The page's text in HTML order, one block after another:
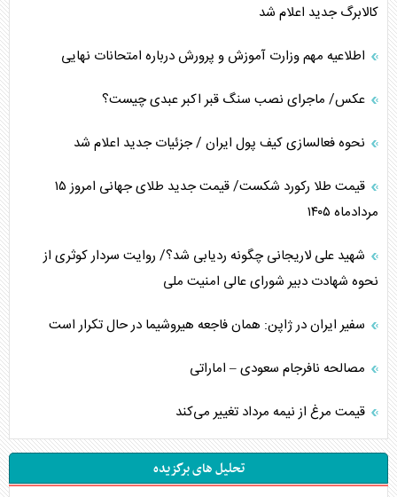
کالابرگ جدید اعلام شد
اطلاعیه مهم وزارت آموزش و پرورش درباره امتحانات نهایی
عکس/ ماجرای نصب سنگ قبر اکبر عبدی چیست؟
نحوه فعالسازی کیف پول ایران / جزئیات جدید اعلام شد
قیمت طلا رکورد شکست/ قیمت جدید طلای جهانی امروز ۱۵
مردادماه ۱۴۰۵
شهید علی لاریجانی چگونه ردیابی شد؟/ روایت سردار کوثری از
نحوه شهادت دبیر شورای عالی امنیت ملی
سفیر ایران در ژاپن: همان فاجعه هیروشیما در حال تکرار است
مصالحه نافرجام سعودی – اماراتی
قیمت مرغ از نیمه مرداد تغییر می‌کند
تحلیل های برگزیده